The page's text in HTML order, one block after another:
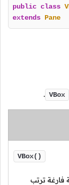
public class
extends Pane
VBox
.
VBox()
فارغة ترتب